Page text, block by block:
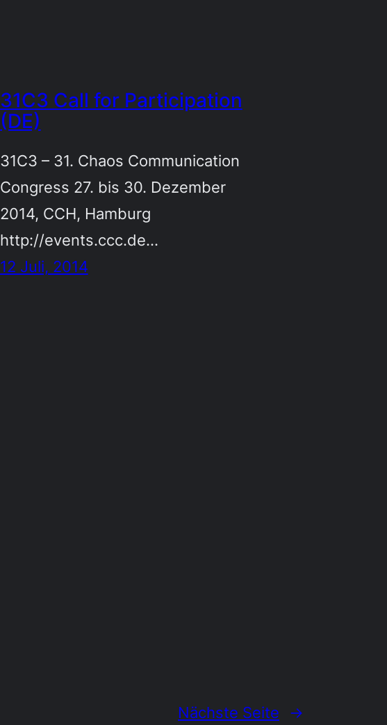
31C3 Call for Participation
(DE)
31C3 – 31. Chaos Communication
Congress 27. bis 30. Dezember
2014, CCH, Hamburg
http://events.ccc.de…
12 Juli, 2014
Nächste Seite →